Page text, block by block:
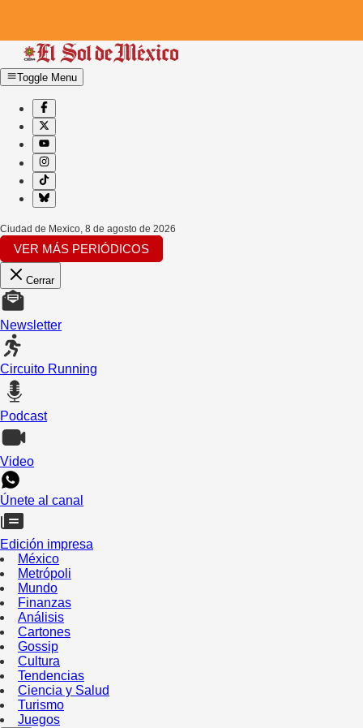
Toggle Menu
Ciudad de Mexico, 8 de agosto de 2026
VER MÁS PERIÓDICOS
Cerrar
Newsletter
Circuito Running
Podcast
Video
Únete al canal
Edición impresa
México
Metrópoli
Mundo
Finanzas
Análisis
Cartones
Gossip
Cultura
Tendencias
Ciencia y Salud
Turismo
Juegos